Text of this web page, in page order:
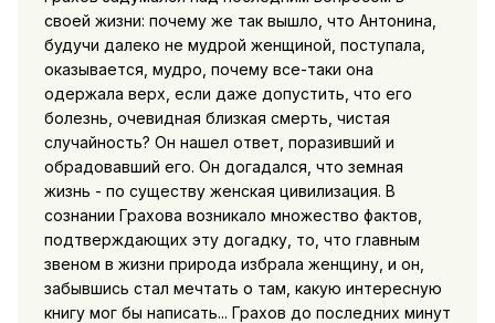
своей жизни: почему же так вышло, что Антонина,
будучи далеко не мудрой женщиной, поступала,
оказывается, мудро, почему все-таки она
одержала верх, если даже допустить, что его
болезнь, очевидная близкая смерть, чистая
случайность? Он нашел ответ, поразивший и
обрадовавший его. Он догадался, что земная
жизнь - по существу женская цивилизация. В
сознании Грахова возникало множество фактов,
подтверждающих эту догадку, то, что главным
звеном в жизни природа избрала женщину, и он,
забывшись стал мечтать о там, какую интересную
книгу мог бы написать... Грахов до последних минут